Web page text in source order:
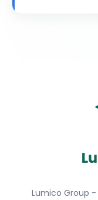
Lumico Group